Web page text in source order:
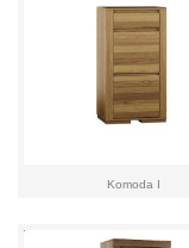
Komoda I